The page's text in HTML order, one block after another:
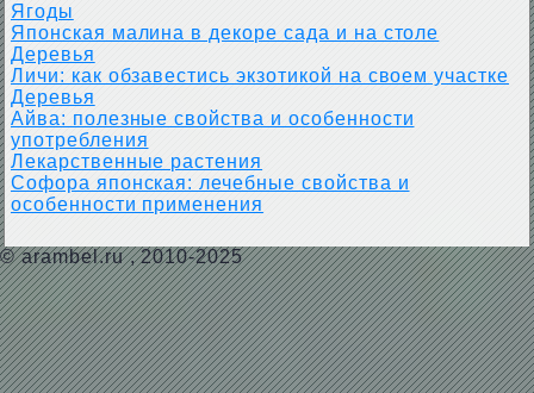
Ягоды
Японская малина в декоре сада и на столе
Деревья
Личи: как обзавестись экзотикой на своем участке
Деревья
Айва: полезные свойства и особенности
употребления
Лекарственные растения
Софора японская: лечебные свойства и
особенности применения
© arambel.ru, 2010-2025